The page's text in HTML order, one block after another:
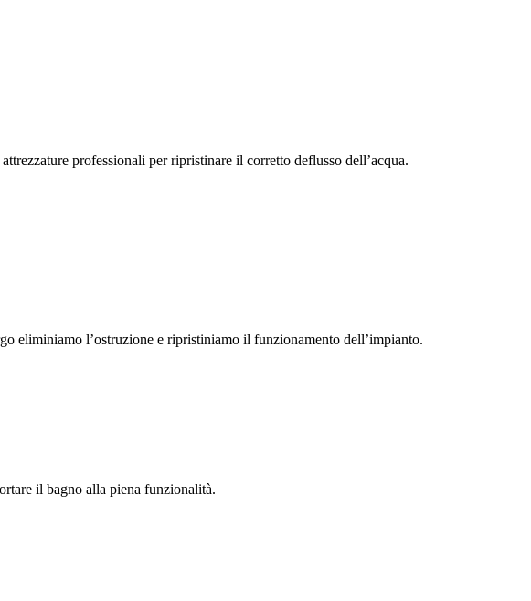
professionali per ripristinare il corretto deflusso dell’acqua.
eliminiamo l’ostruzione e ripristiniamo il funzionamento dell’impianto.
il bagno alla piena funzionalità.